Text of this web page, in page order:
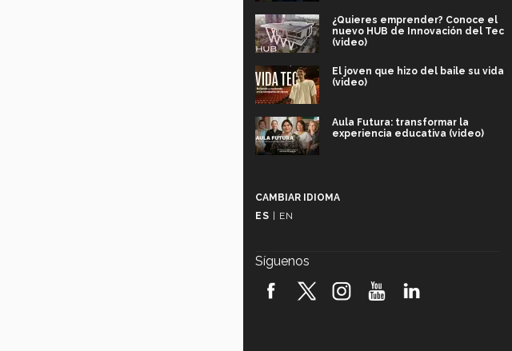
¿Quieres emprender? Conoce el
nuevo HUB de Innovación del Tec
(video)
El joven que hizo del baile su vida
(video)
Aula Futura: transformar la
experiencia educativa (video)
robótica FIRST 2026! (video)
CAMBIAR IDIOMA
ES | EN
Síguenos